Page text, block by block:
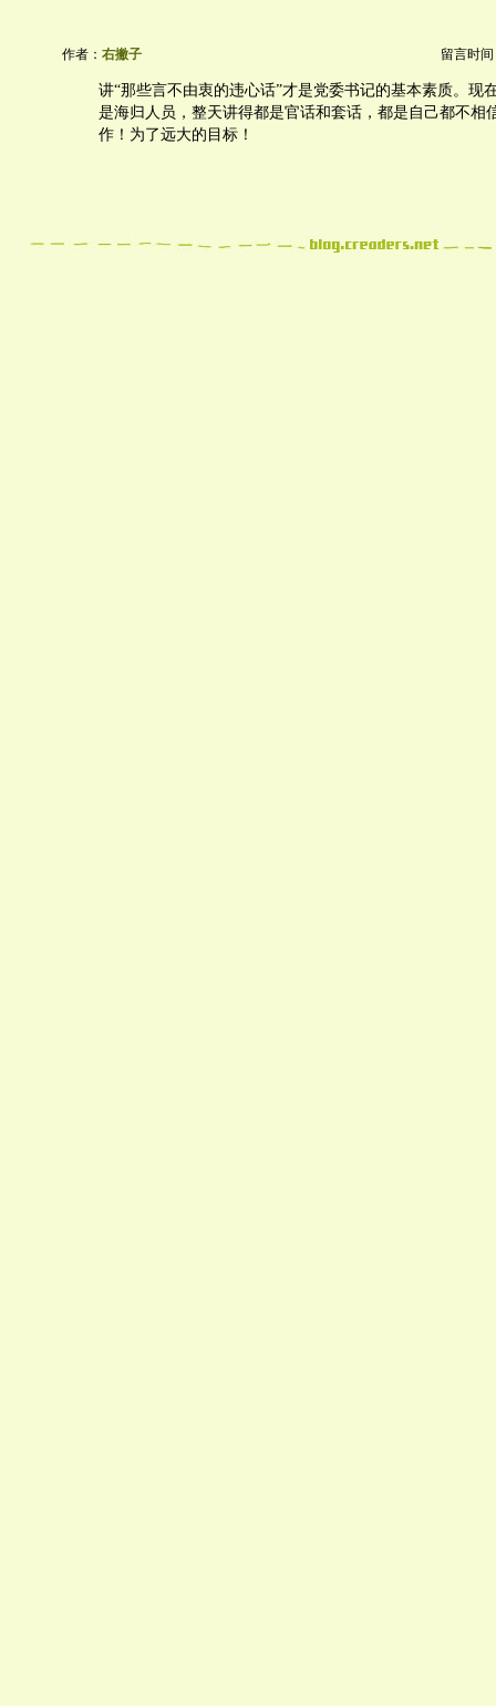
作者： 右撇子 留言时间
讲“那些言不由衷的违心话”才是党委书记的基本素质。现
是海归人员，整天讲得都是官话和套话，都是自己都不相
作！为了远大的目标！